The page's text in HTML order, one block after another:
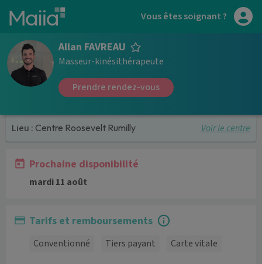
Aller au contenu principal Vous êtes soignant ?
Allan FAVREAU
Masseur-kinésithérapeute
Prendre rendez-vous
Lieu : Centre Roosevelt Rumilly Voir le centre
Prochaine disponibilité
mardi 11 août
Tarifs et remboursements
Conventionné Tiers payant Carte vitale